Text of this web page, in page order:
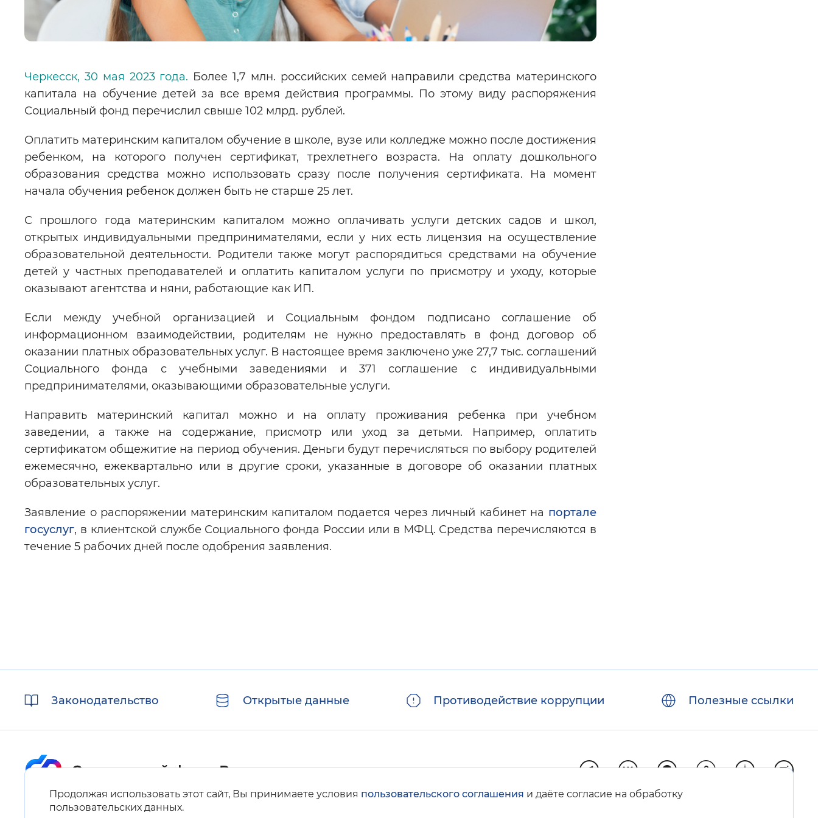
Черкесск, 30 мая 2023 года. Более 1,7 млн. российских семей направили средства материнского
капитала на обучение детей за все время действия программы. По этому виду распоряжения
Социальный фонд перечислил свыше 102 млрд. рублей.
Оплатить материнским капиталом обучение в школе, вузе или колледже можно после достижения
ребенком, на которого получен сертификат, трехлетнего возраста. На оплату дошкольного
образования средства можно использовать сразу после получения сертификата. На момент
начала обучения ребенок должен быть не старше 25 лет.
С прошлого года материнским капиталом можно оплачивать услуги детских садов и школ,
открытых индивидуальными предпринимателями, если у них есть лицензия на осуществление
образовательной деятельности. Родители также могут распорядиться средствами на обучение
детей у частных преподавателей и оплатить капиталом услуги по присмотру и уходу, которые
оказывают агентства и няни, работающие как ИП.
Если между учебной организацией и Социальным фондом подписано соглашение об
информационном взаимодействии, родителям не нужно предоставлять в фонд договор об
оказании платных образовательных услуг. В настоящее время заключено уже 27,7 тыс. соглашений
Социального фонда с учебными заведениями и 371 соглашение с индивидуальными
предпринимателями, оказывающими образовательные услуги.
Направить материнский капитал можно и на оплату проживания ребенка при учебном
заведении, а также на содержание, присмотр или уход за детьми. Например, оплатить
сертификатом общежитие на период обучения. Деньги будут перечисляться по выбору родителей
ежемесячно, ежеквартально или в другие сроки, указанные в договоре об оказании платных
образовательных услуг.
Заявление о распоряжении материнским капиталом подается через личный кабинет на портале
госуслуг, в клиентской службе Социального фонда России или в МФЦ. Средства перечисляются в
течение 5 рабочих дней после одобрения заявления.
Продолжая использовать этот сайт, Вы принимаете условия пользовательского соглашения и даёте согласие на обработку
пользовательских данных.
ссылкиЗаконодательство Открытые данные Противодействие коррупции Полезные ссылки
Карта сайта